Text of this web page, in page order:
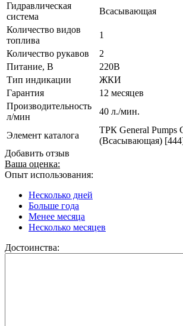
Гидравлическая
система
Всасывающая
Количество видов
топлива
1
Количество рукавов
2
Питание, В
220В
Тип индикации
ЖКИ
Гарантия
12 месяцев
Производительность
л/мин
40 л./мин.
Элемент каталога
ТРК General Pumps
(Всасывающая)
Добавить отзыв
Ваша оценка:
Опыт использования:
Несколько дней
Больше года
Менее месяца
Несколько месяцев
Достоинства: